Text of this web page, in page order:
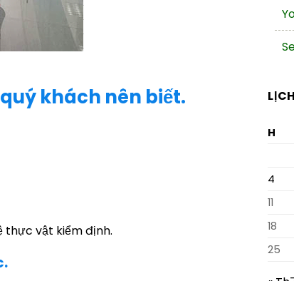
khách nên biết.
thực vật kiểm định.
H
4
11
18
25